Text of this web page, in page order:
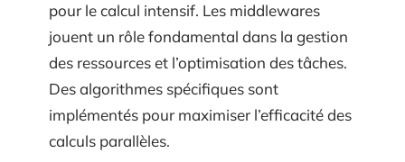
pour le calcul intensif. Les middlewares
jouent un rôle fondamental dans la gestion
des ressources et l’optimisation des tâches.
Des algorithmes spécifiques sont
implémentés pour maximiser l’efficacité des
calculs parallèles.